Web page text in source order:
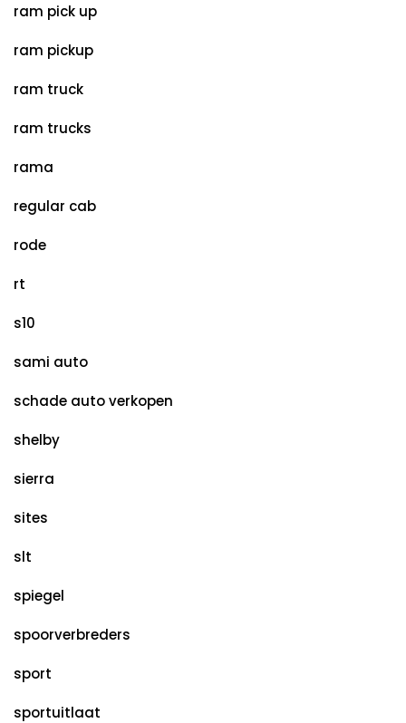
ram pick up
ram pickup
ram truck
ram trucks
rama
regular cab
rode
rt
s10
sami auto
schade auto verkopen
shelby
sierra
sites
slt
spiegel
spoorverbreders
sport
sportuitlaat